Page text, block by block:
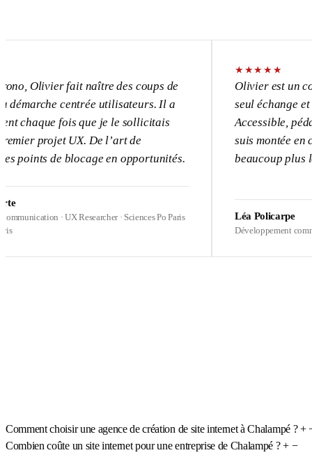
fait naître des coups de
centrée utilisateurs. Il a
fois que je le sollicitais
UX. De l’art de
de blocage en opportunités.
· UX Researcher · Sciences Po Paris
★
Olivier est un
seul échange et l’UX
Accessible,
suis montée en
beaucoup plus loin sur
Léa Policarpe
Développement commercial ·
Comment choisir une agence de création de site internet à Chalampé ? +
Combien coûte un site internet pour une entreprise de Chalampé ? + −